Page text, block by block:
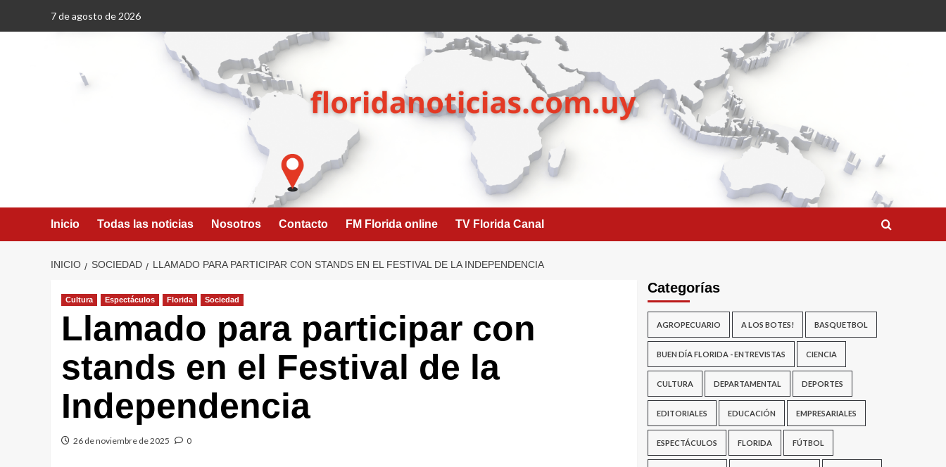
7 de agosto de 2026
Inicio Todas las noticias Nosotros Contacto FM Florida online TV Florida Canal
INICIO SOCIEDAD LLAMADO PARA PARTICIPAR CON STANDS EN EL FESTIVAL DE LA INDEPENDENCIA
Cultura Espectáculos Florida Sociedad
Llamado para participar con
stands en el Festival de la
Independencia
26 de noviembre de 2025 0
Categorías
AGROPECUARIO A LOS BOTES! BASQUETBOL
BUEN DÍA FLORIDA - ENTREVISTAS CIENCIA
CULTURA DEPARTAMENTAL DEPORTES
EDITORIALES EDUCACIÓN EMPRESARIALES
ESPECTÁCULOS FLORIDA FÚTBOL